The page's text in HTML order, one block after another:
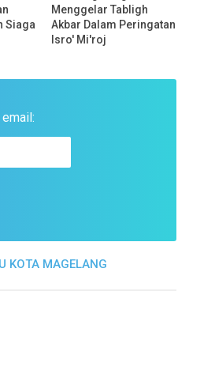
Siaga
Menggelar Tabligh
Akbar Dalam Peringatan
Isro' Mi'roj
KOTA MAGELANG